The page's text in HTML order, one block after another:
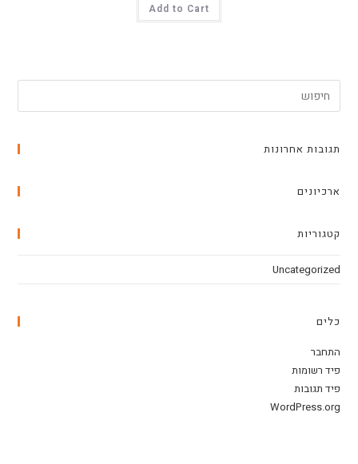
Add to Cart
תגובות אחרונות
ארכיונים
קטגוריות
Uncategorized
כלים
התחבר
פיד רשומות
פיד תגובות
WordPress.org